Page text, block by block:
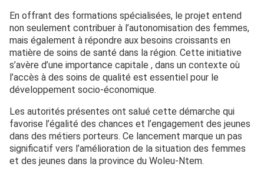
En offrant des formations spécialisées, le projet entend
non seulement contribuer à l’autonomisation des femmes,
mais également à répondre aux besoins croissants en
matière de soins de santé dans la région. Cette initiative
s’avère d’une importance capitale , dans un contexte où
l’accès à des soins de qualité est essentiel pour le
développement socio-économique.
Les autorités présentes ont salué cette démarche qui
favorise l’égalité des chances et l’engagement des jeunes
dans des métiers porteurs. Ce lancement marque un pas
significatif vers l’amélioration de la situation des femmes
et des jeunes dans la province du Woleu-Ntem.